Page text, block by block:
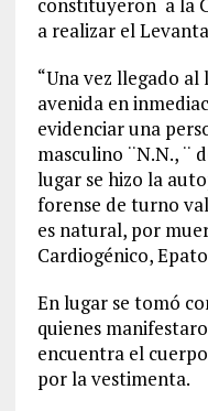
a realizar el
“Una vez llegado
avenida en
evidenciar una
masculino ¨N.N., ¨
lugar se hizo la
forense de turno
es natural, por
Cardiogénico,
En lugar se tomó
quienes
encuentra el
por la vestimenta.